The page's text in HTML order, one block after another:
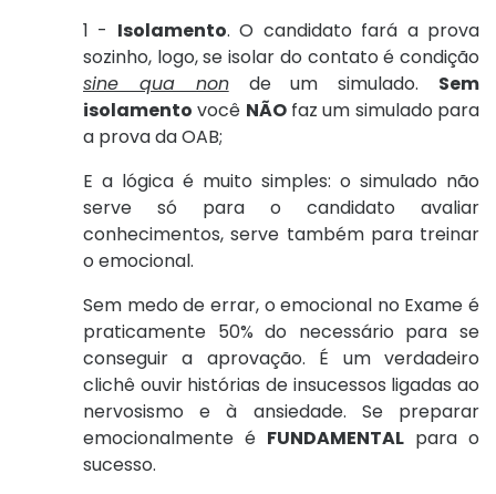
1 - Isolamento. O candidato fará a prova
sozinho, logo, se isolar do contato é condição
sine qua nonde um simulado. Sem
isolamento você NÃOfaz um simulado para
a prova da OAB;
E a lógica é muito simples: o simulado não
serve só para o candidato avaliar
conhecimentos, serve também para treinar
o emocional.
Sem medo de errar, o emocional no Exame é
praticamente 50% do necessário para se
conseguir a aprovação. É um verdadeiro
clichê ouvir histórias de insucessos ligadas ao
nervosismo e à ansiedade. Se preparar
emocionalmente é FUNDAMENTAL para o
sucesso.